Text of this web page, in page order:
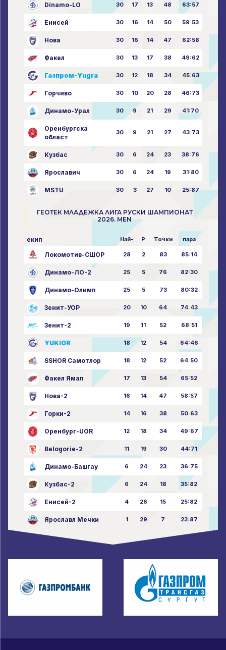
Dinamo-LO 30 17 13 48 63:57
Енисей 30 16 14 50 59:53
Нова 30 16 14 47 62:58
Факел 30 13 17 38 49:62
Газпром-Yugra 30 12 18 34 45:63
Горчиво 30 10 20 28 46:73
Динамо-Урал 30 9 21 29 41:70
Оренбургска
област
30 9 21 27 43:73
Кузбас 30 6 24 23 38:76
Ярославич 30 6 24 19 31:80
MSTU 30 3 27 10 25:87
ГЕОТЕК МЛАДЕЖКА ЛИГА РУСКИ ШАМПИОНАТ
2026. MEN
екип Най- P Точки пара
Локомотив-СШОР 28 2 83 85:14
Динамо-ЛО-2 25 5 76 82:30
Динамо-Олимп 25 5 73 80:32
Зенит-УОР 20 10 64 74:43
Зенит-2 19 11 52 68:51
YUKIOR 18 12 54 64:46
SSHOR Самотлор 18 12 52 64:50
Факел Ямал 17 13 54 65:52
Нова-2 16 14 47 58:57
Горки-2 14 16 38 50:63
Оренбург-UOR 12 18 34 49:67
Belogorie-2 11 19 30 44:71
Динамо-Башгау 6 24 23 36:75
Кузбас-2 6 24 18 35:82
Енисей-2 4 26 15 25:82
Ярославл Мечки 1 29 7 23:87